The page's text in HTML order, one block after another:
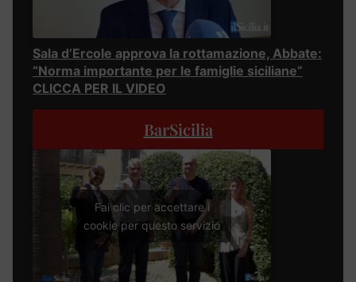
Sala d’Ercole approva la rottamazione, Abbate:
“Norma importante per le famiglie siciliane”
CLICCA PER IL VIDEO
BarSicilia
Fai clic per accettare i
cookie per questo servizio